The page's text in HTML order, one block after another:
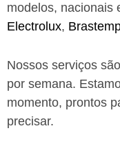
modelos, nacionais
Electrolux,
Nossos serviços
por semana.
momento, prontos
precisar.